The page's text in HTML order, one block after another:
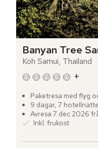
Banyan Tree
Koh Samui, Thailand
+
Paketresa med flyg
9 dagar, 7
Avresa 7 dec 2026
Inkl. frukost